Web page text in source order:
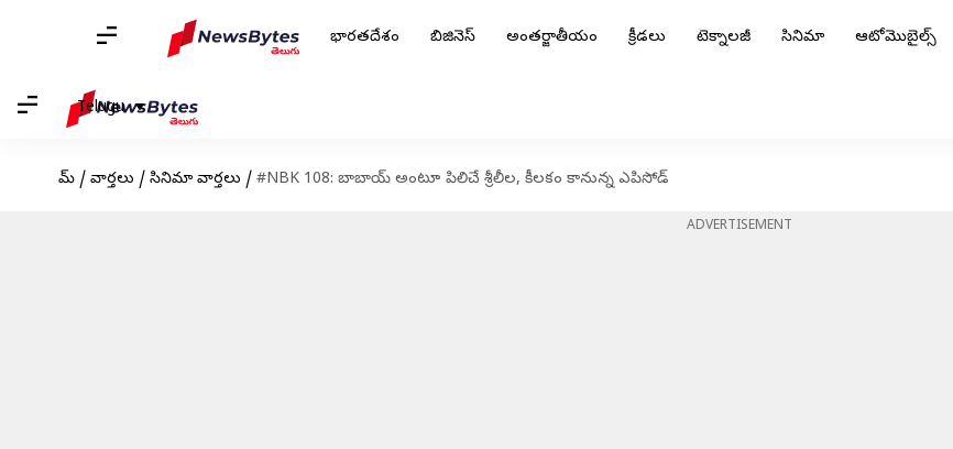
భారతదేశం బిజినెస్ అంతర్జాతీయం క్రీడలు టెక్నాలజీ సినిమా ఆటోమొబైల్స్
Telugu
హోమ్ / వార్తలు / సినిమా వార్తలు / #NBK 108: బాబాయ్ అంటూ పిలిచే శ్రీలీల, కీలకం కానున్న ఎపిసోడ్
ADVERTISEMENT